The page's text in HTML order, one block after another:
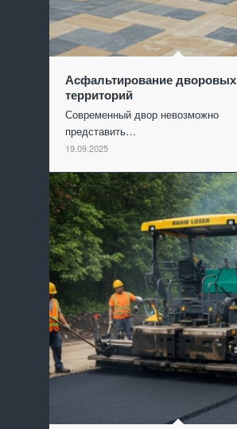
Асфальтирование дворовых
территорий
Современный двор невозможно
представить…
19.09.2025